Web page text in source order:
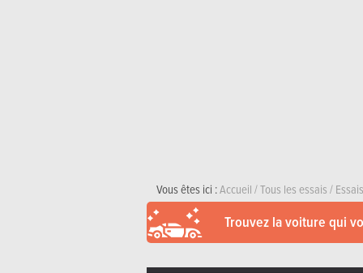
Vous êtes ici :Accueil/Tous les essais/
Trouvez la voiture qui